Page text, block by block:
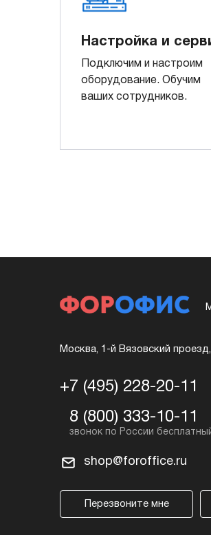
Настройка и
Подключим и настроим
оборудование. Обучим
ваших сотрудников.
Москва, 1-й Вязовский проезд,
+7 (495) 228-20-11
8 (800) 333-10-11
shop@foroffice.ru
Перезвоните мне